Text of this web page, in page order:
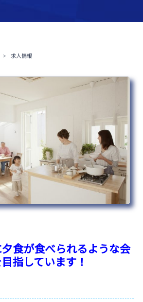
> 求人情報
食が食べられるような会
指しています！